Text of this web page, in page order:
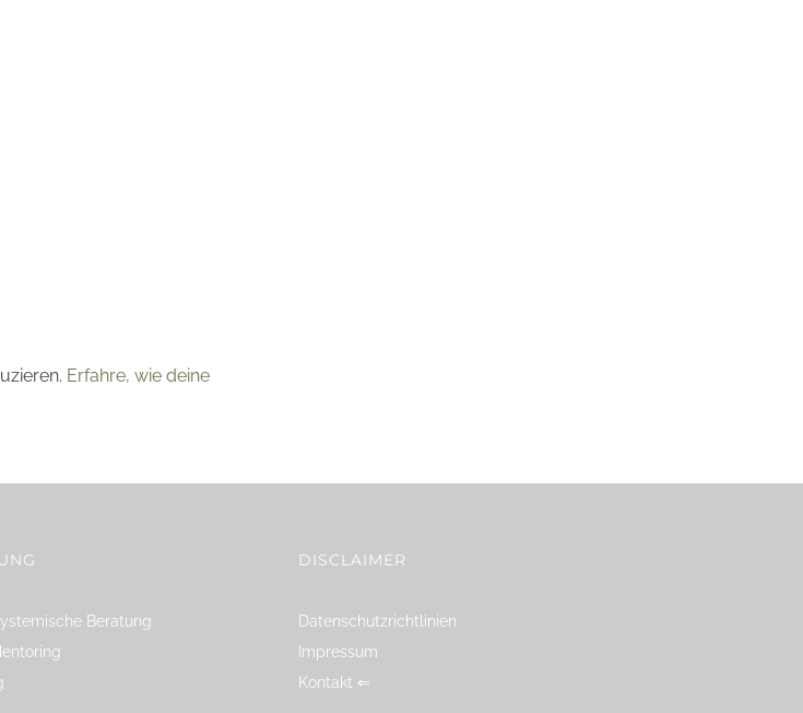
Erfahre, wie deine
Beratung
DISCLAIMER
Datenschutzrichtlinien
Impressum
Kontakt ⇐